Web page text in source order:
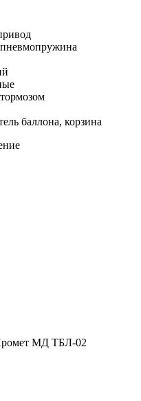
баллона, корзина
МД ТБЛ-02